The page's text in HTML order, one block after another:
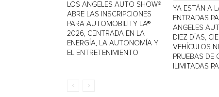
LOS ANGELES AUTO SHOW®
ABRE LAS INSCRIPCIONES
PARA AUTOMOBILITY LA®
2026, CENTRADA EN LA
ENERGÍA, LA AUTONOMÍA Y
EL ENTRETENIMIENTO
YA ESTÁN A
ENTRADAS
ANGELES
DIEZ DÍAS,
VEHÍCULOS
PRUEBAS DE
ILIMITADAS